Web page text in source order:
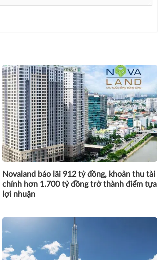
Novaland báo lãi 912 tỷ đồng, khoản thu tài
chính hơn 1.700 tỷ đồng trở thành điểm tựa
lợi nhuận